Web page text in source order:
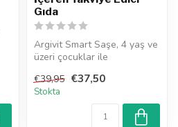
Gıda
Argivit Smart Saşe, 4 yaş ve
üzeri çocuklar ile
fosf...
€39,95 €37,50
Stokta